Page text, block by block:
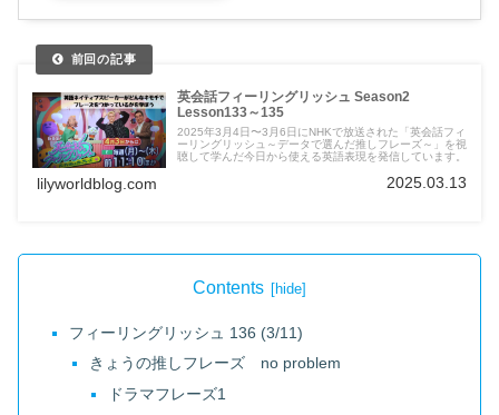
英会話フィーリングリッシュ Season2
Lesson133～135
2025年3月4日〜3月6日にNHKで放送された「英会話フィ
ーリングリッシュ～データで選んだ推しフレーズ～」を視
聴して学んだ今日から使える英語表現を発信しています。
lilyworldblog.com 2025.03.13
Contents
フィーリングリッシュ 136 (3/11)
きょうの推しフレーズ no problem
ドラマフレーズ1